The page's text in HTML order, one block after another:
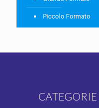
Piccolo Formato